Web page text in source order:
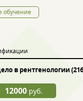
обучение
в рентгенологии
12000 руб.